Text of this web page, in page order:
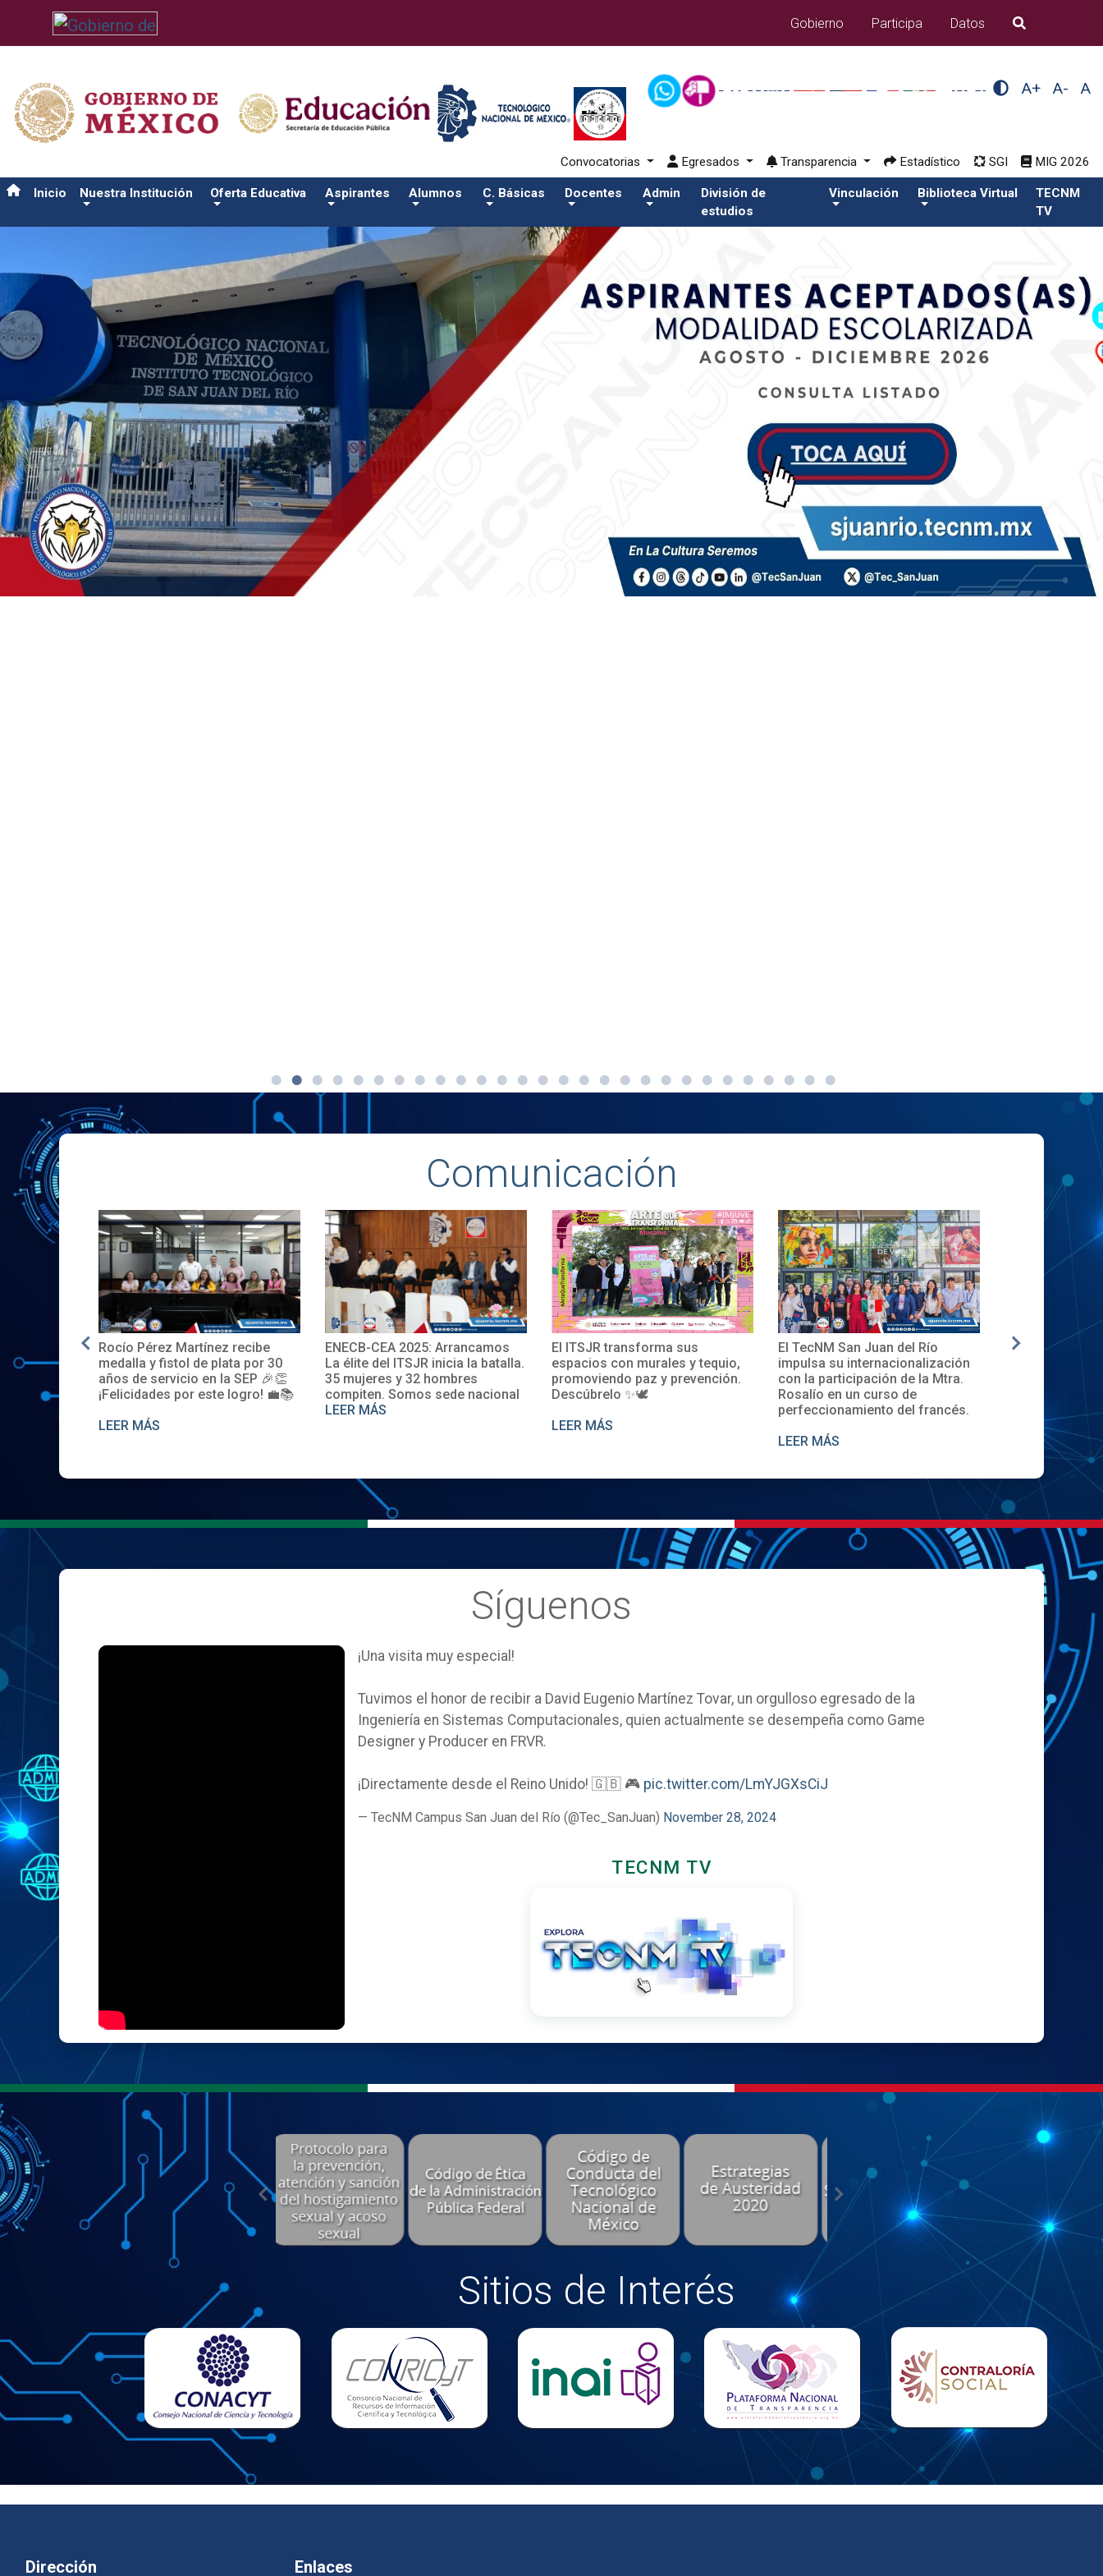
/usr/bin/ruby /www/wwwroot/sjuanrio.tecnm.mx/api/article.rb alumnos/residenciasSalida del comando:
Gobierno
Participa Datos B�squeda
A+ A- A
Convocatorias Egresados Transparencia Estadístico SGI MIG 2026
Inicio Nuestra Institución Oferta Educativa Aspirantes Alumnos C. Básicas Docentes Admin
División de
estudios
Vinculación Biblioteca Virtual
TECNM
TV
Comunicación
por 30
logro! 💼📚
ENECB-CEA 2025: Arrancamos
La élite del ITSJR inicia la batalla.
35 mujeres y 32 hombres
compiten. Somos sede nacional
El ITSJR transforma sus
espacios con murales y tequio,
promoviendo paz y prevención.
Descúbrelo ✨🕊
El TecNM San Juan del Río
impulsa su internacionalización
con la participación de la Mtra.
Rosalío en un curso de
✨🎓Toma de Protesta del Comité
Local del XXXII ENECB-CEA 2025
en el TecNM San Juan del Río
LEER MÁS
La nueva
LEER MÁS
Síguenos
¡Una visita muy especial!
Tuvimos el honor de recibir a David Eugenio Martínez Tovar, un orgulloso egresado de la
Ingeniería en Sistemas Computacionales, quien actualmente se desempeña como Game
Designer y Producer en FRVR.
¡Directamente desde el Reino Unido! 🇬🇧 🎮 pic.twitter.com/LmYJGXsCiJ
— TecNM Campus San Juan del Río (@Tec_SanJuan) November 28, 2024
TECNM TV
Sitios de Interés
Dirección Enlaces